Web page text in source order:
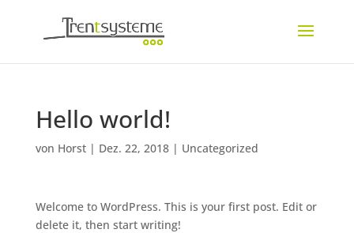
Hello world!
von Horst| Dez. 22, 2018| Uncategorized
Welcome to WordPress. This is your first post. Edit or
delete it, then start writing!